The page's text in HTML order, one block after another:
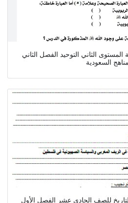
المستوى الثاني التوحيد الفصل الثاني
السعودية
للصف الحادي عشر الفصل الأول